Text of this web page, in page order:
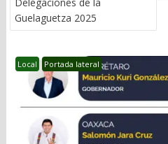
Guelaguetza 2025
Local Portada lateral